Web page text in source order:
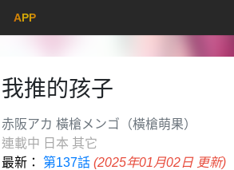
APP
我推的孩子
赤阪アカ 橫槍メンゴ（橫槍萌果）
連載中 日本 其它
最新： 第137話 (2025年01月02日 更新)